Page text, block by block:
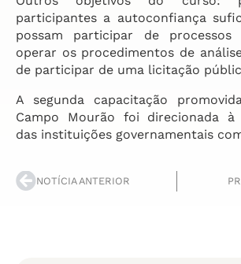
participantes a autoconfiança
possam participar de
operar os procedimentos de
de participar de uma licitação
A segunda capacitação
Campo Mourão foi direcionada à
das instituições governamentais
NOTÍCIA ANTERIOR